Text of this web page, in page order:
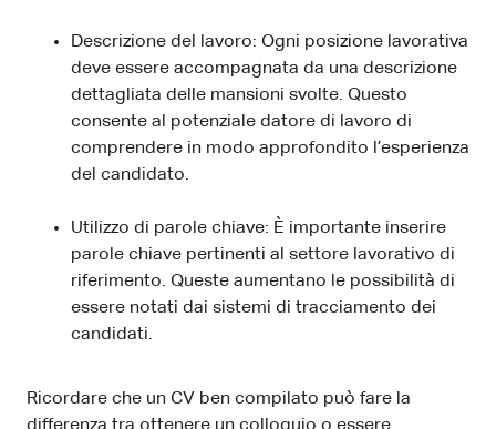
Descrizione del lavoro: Ogni posizione lavorativa
deve essere accompagnata da una descrizione
dettagliata delle mansioni svolte. Questo
consente al potenziale datore di lavoro di
comprendere in modo approfondito l’esperienza
del candidato.
Utilizzo di parole chiave: È importante inserire
parole chiave pertinenti al settore lavorativo di
riferimento. Queste aumentano le possibilità di
essere notati dai sistemi di tracciamento dei
candidati.
Ricordare che un CV ben compilato può fare la
differenza tra ottenere un colloquio o essere